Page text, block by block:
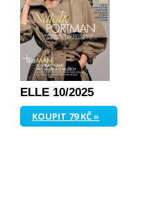
ELLE 10/2025
KOUPIT 79 KČ »